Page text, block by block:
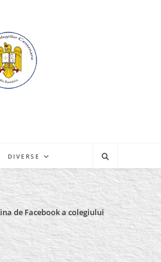
DIVERSE
de Facebook a colegiului